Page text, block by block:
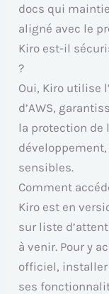
docs qui
aligné avec le
Kiro est-il
?
Oui, Kiro utilise
d’AWS,
la protection de
sensibles.
Comment
Kiro est en
sur liste
à venir. Pour y
officiel, installer
ses